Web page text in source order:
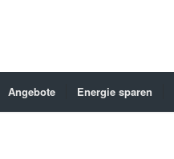
Angebote Energie sparen